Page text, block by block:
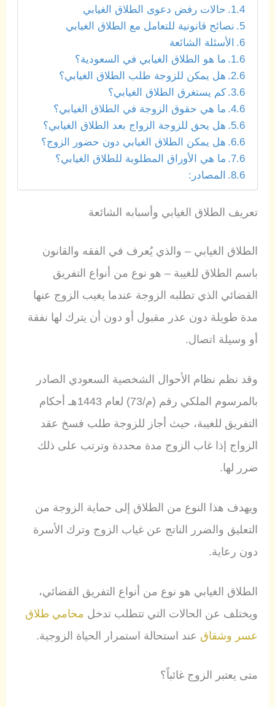
حالات رفض دعوى الطلاق الغيابي
نصائح قانونية للتعامل مع الطلاق الغيابي
الأسئلة الشائعة
ما هو الطلاق الغيابي في السعودية؟
هل يمكن للزوجة طلب الطلاق الغيابي؟
كم يستغرق الطلاق الغيابي؟
ما هي حقوق الزوجة في الطلاق الغيابي؟
هل يحق للزوجة الزواج بعد الطلاق الغيابي؟
هل يمكن الطلاق الغيابي دون حضور الزوج؟
ما هي الأوراق المطلوبة للطلاق الغيابي؟
المصادر:
تعريف الطلاق الغيابي وأسبابه الشائعة
الطلاق الغيابي – والذي يُعرف في الفقه والقانون
باسم الطلاق للغيبة – هو نوع من أنواع التفريق
القضائي الذي تطلبه الزوجة عندما يغيب الزوج عنها
مدة طويلة دون عذر مقبول أو دون أن يترك لها نفقة
أو وسيلة اتصال.
وقد نظم نظام الأحوال الشخصية السعودي الصادر
بالمرسوم الملكي رقم (م/73) لعام 1443هـ أحكام
التفريق للغيبة، حيث أجاز للزوجة طلب فسخ عقد
الزواج إذا غاب الزوج مدة محددة وترتب على ذلك
ضرر لها.
ويهدف هذا النوع من الطلاق إلى حماية الزوجة من
التعليق والضرر الناتج عن غياب الزوج وترك الأسرة
دون رعاية.
الطلاق الغيابي هو نوع من أنواع التفريق القضائي،
ويختلف عن الحالات التي تتطلب تدخل محامي طلاق
عسر وشقاق عند استحالة استمرار الحياة الزوجية.
متى يعتبر الزوج غائباً؟